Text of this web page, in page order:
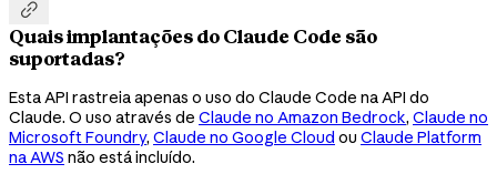

Quais implantações do Claude Code são
suportadas?
Esta API rastreia apenas o uso do Claude Code na API do
Claude. O uso através de Claude no Amazon Bedrock, Claude no
Microsoft Foundry, Claude no Google Cloud ou Claude Platform
na AWS não está incluído.